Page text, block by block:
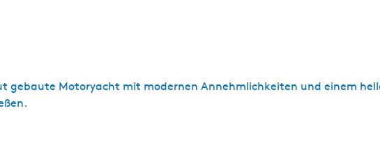
gebaute Motoryacht mit modernen Annehmlichkeiten und einem